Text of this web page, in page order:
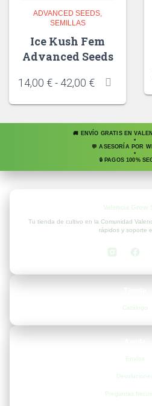
ADVANCED SEEDS
SEMILLAS
Ice Kush Fem
Advanced Seeds
14,00 €- 42,00 €
🚚 ENVÍO GRATIS EN
•
💬 ASESORÍA POR
•
🔒 PAGOS 100%
Tu tienda de cultivo en la Comunidad
rápidos y soporte
Catálogo
Envíos
Preguntas